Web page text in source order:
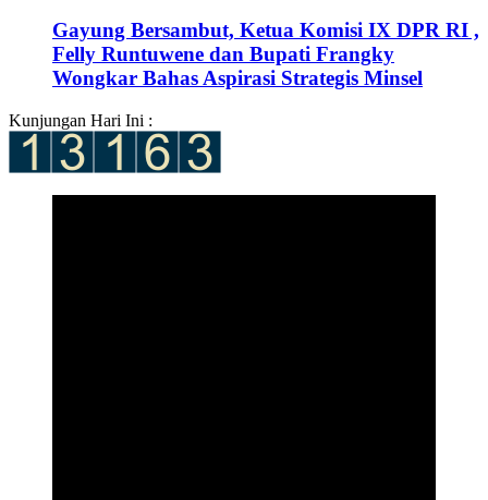
‎Gayung Bersambut, Ketua Komisi IX DPR RI ,
Felly Runtuwene dan Bupati Frangky
Wongkar Bahas Aspirasi Strategis Minsel
Kunjungan Hari Ini :